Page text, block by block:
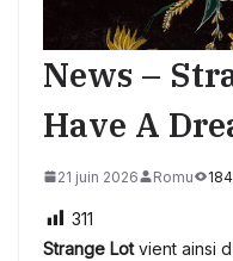
News –
Have A
21 juin 2026 Romu
311
Strange Lotvient ainsi